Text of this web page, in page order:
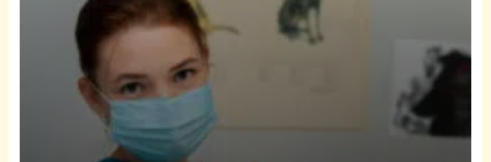
27 janvier 2026